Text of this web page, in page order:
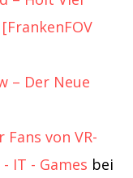
– Der Neue
von VR-
IT - Games bei